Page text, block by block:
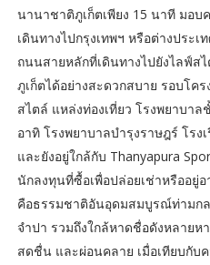
นานาชาติภูเก็ตเพียง 15 นาที มอบ
เดินทางไปกรุงเทพฯ หรือต่างประ
ถนนสายหลักที่เดินทางไปยังไลฟ์
ภูเก็ตได้อย่างสะดวกสบาย รอบโค
สไตล์ แหล่งท่องเที่ยว โรงพยาบา
อาทิ โรงพยาบาลบำรุงราษฎร์ โร
และยังอยู่ใกล้กับ Thanyapura
นักลงทุนที่ซื้อเพื่อปล่อยเช่าหรืออยู่
คือธรรมชาติอันอุดมสมบูรณ์ท่ามก
จำปา รวมถึงใกล้หาดชื่อดังหลาย
สดชื่น และผ่อนคลาย เมื่อเทียบกับ